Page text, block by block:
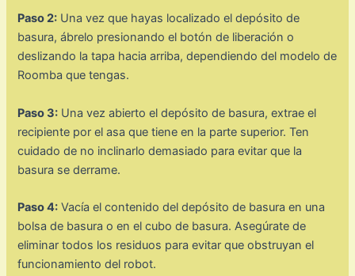
Paso 2: Una vez que hayas localizado el depósito de
basura, ábrelo presionando el botón de liberación o
deslizando la tapa hacia arriba, dependiendo del modelo de
Roomba que tengas.
Paso 3: Una vez abierto el depósito de basura, extrae el
recipiente por el asa que tiene en la parte superior. Ten
cuidado de no inclinarlo demasiado para evitar que la
basura se derrame.
Paso 4: Vacía el contenido del depósito de basura en una
bolsa de basura o en el cubo de basura. Asegúrate de
eliminar todos los residuos para evitar que obstruyan el
funcionamiento del robot.